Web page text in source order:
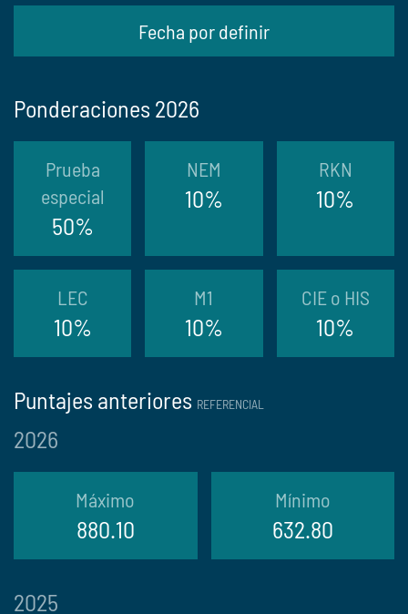
Fecha por definir
Ponderaciones 2026
Prueba
especial
50%
NEM
10%
RKN
10%
LEC
10%
M1
10%
CIE o HIS
10%
Puntajes anteriores REFERENCIAL
2026
Máximo
880.10
Mínimo
632.80
2025